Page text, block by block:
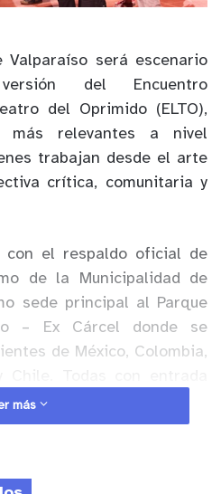
será escenario
del Encuentro
del Oprimido (ELTO),
relevantes a nivel
trabajan desde el arte
crítica, comunitaria y
con el respaldo oficial de
de la Municipalidad de
sede principal al Parque
– Ex Cárcel donde se
de México, Colombia,
edades.
ELTO profundiza en el
más